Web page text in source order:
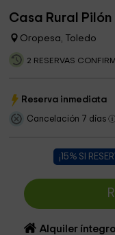
Casa Rural
Oropesa, Toledo
2 RESERVAS
Reserva inmediata
Cancelación 7 días
¡15% SI
Alquiler íntegro